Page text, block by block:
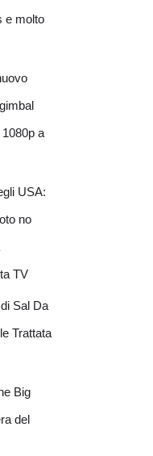
e molto
a
USA:
no
TV
Sal Da
Trattata
Big
del